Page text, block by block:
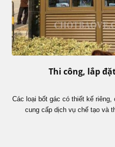
Thi công, lắp
Các loại bốt gác có thiết kế
cung cấp dịch vụ chế tạo và